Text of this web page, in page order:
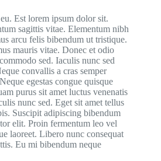
Est lorem ipsum dolor sit.
sagittis vitae. Elementum nibh
arcu felis bibendum ut tristique.
mauris vitae. Donec et odio
sed. Iaculis nunc sed
convallis a cras semper
egestas congue quisque
purus sit amet luctus venenatis
nunc sed. Eget sit amet tellus
Suscipit adipiscing bibendum
elit. Proin fermentum leo vel
laoreet. Libero nunc consequat
Eu mi bibendum neque